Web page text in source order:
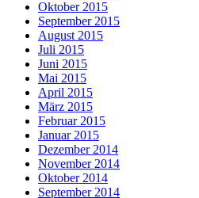
Oktober 2015
September 2015
August 2015
Juli 2015
Juni 2015
Mai 2015
April 2015
März 2015
Februar 2015
Januar 2015
Dezember 2014
November 2014
Oktober 2014
September 2014